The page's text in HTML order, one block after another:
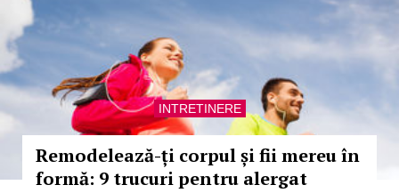
INTRETINERE
Remodelează-ți corpul și fii mereu în
formă: 9 trucuri pentru alergat